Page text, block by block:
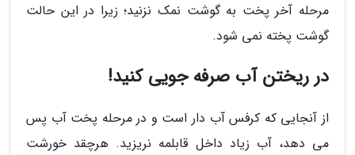
مرحله آخر پخت به گوشت نمک نزنید؛ زیرا در این حالت
گوشت پخته نمی شود.
در ریختن آب صرفه جویی کنید!
از آنجایی که کرفس آب دار است و در مرحله پخت آب پس
می دهد، آب زیاد داخل قابلمه نریزید. هرچقد خورشت